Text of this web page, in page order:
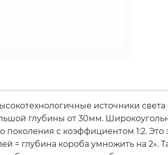
источники
глубины от 30мм.
с коэффициентом 1:2.
глубина короба умножить на 2».